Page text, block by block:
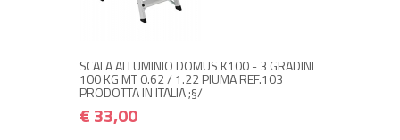
SCALA ALLUMINIO DOMUS K100 - 3 GRADINI
100 KG MT 0.62 / 1.22 PIUMA REF.103
PRODOTTA IN ITALIA ;§/
€ 33,00
Avvisami quando disponibile